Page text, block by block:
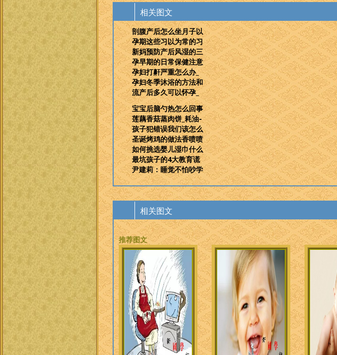
相关图文
剖腹产后怎么坐月子以
孕期这些习以为常的习
新妈预防产后风湿的三
孕早期的日常保健注意
孕妇打鼾严重怎么办_
孕妇冬季沐浴的方法和
流产后多久可以怀孕_
宝宝后脑勺热怎么回事
莲藕香菇蒸肉饼_耗油-
孩子犯错误我们该怎么
圣诞烤鸡的做法香喷喷
如何挑选婴儿湿巾什么
最坑孩子的4大教育谎
尹建莉：睡觉不怕吵学
相关图文
推荐图文